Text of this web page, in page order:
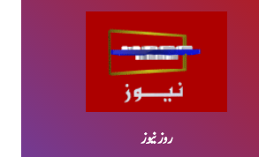
روز نیوز